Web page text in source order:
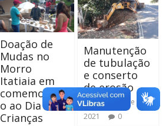
Doação de
Mudas no
Morro
Itatiaia em
comemoraçã
o ao Dia das
Crianças
Manutenção
de tubulação
e conserto
de erosão
9 de abril de
2021
0